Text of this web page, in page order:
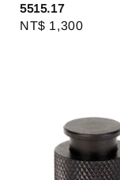
5515.17
Regular
NT$ 1,300